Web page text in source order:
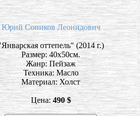
Юрий Соников Леонидович
оттепель" (2014 г.)
Размер: 40х50см.
Жанр: Пейзаж
Техника: Масло
Материал: Холст
Цена: 490 $